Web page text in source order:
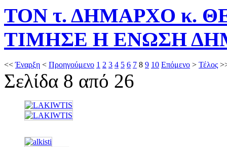
ΤΟΝ τ. ΔΗΜΑΡΧΟ κ.
ΤΙΜΗΣΕ Η ΕΝΩΣΗ
<<Έναρξη < Προηγούμενο 1 2 3 4 5 6 7 8 9 10 Επόμενο > Τέλος
Σελίδα 8 από 26